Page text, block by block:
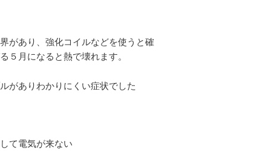
があり、強化コイルなどを使うと確
５月になると熱で壊れます。
がありわかりにくい症状でした
て電気が来ない